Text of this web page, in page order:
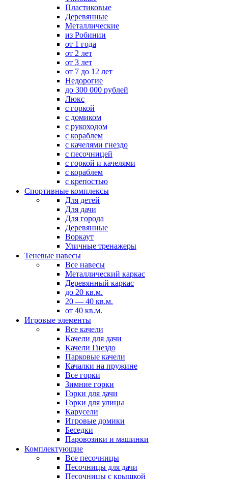
Пластиковые
Деревянные
Металлические
из Робинии
от 1 года
от 2 лет
от 3 лет
от 7 до 12 лет
Недорогие
до 300 000 рублей
Люкс
с горкой
с домиком
с рукоходом
с кораблем
с качелями гнездо
с песочницей
с горкой и качелями
с кораблем
с крепостью
Спортивные комплексы
Для детей
Для дачи
Для города
Деревянные
Воркаут
Уличные тренажеры
Теневые навесы
Все навесы
Металлический каркас
Деревянный каркас
до 20 кв.м.
20 — 40 кв.м.
от 40 кв.м.
Игровые элементы
Все качели
Качели для дачи
Качели Гнездо
Парковые качели
Качалки на пружине
Все горки
Зимние горки
Горки для дачи
Горки для улицы
Карусели
Игровые домики
Беседки
Паровозики и машинки
Комплектующие
Все песочницы
Песочницы для дачи
Песочницы с крышкой